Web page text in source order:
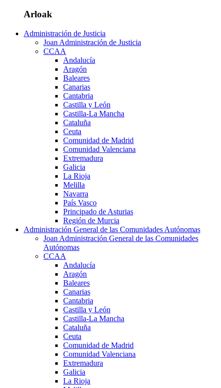
Arloak
Administración de Justicia
Joan Administración de Justicia
CCAA
Andalucía
Aragón
Baleares
Canarias
Cantabria
Castilla y León
Castilla-La Mancha
Cataluña
Ceuta
Comunidad de Madrid
Comunidad Valenciana
Extremadura
Galicia
La Rioja
Melilla
Navarra
País Vasco
Principado de Asturias
Región de Murcia
Administración General de las Comunidades Autónomas
Joan Administración General de las Comunidades
Autónomas
CCAA
Andalucía
Aragón
Baleares
Canarias
Cantabria
Castilla y León
Castilla-La Mancha
Cataluña
Ceuta
Comunidad de Madrid
Comunidad Valenciana
Extremadura
Galicia
La Rioja